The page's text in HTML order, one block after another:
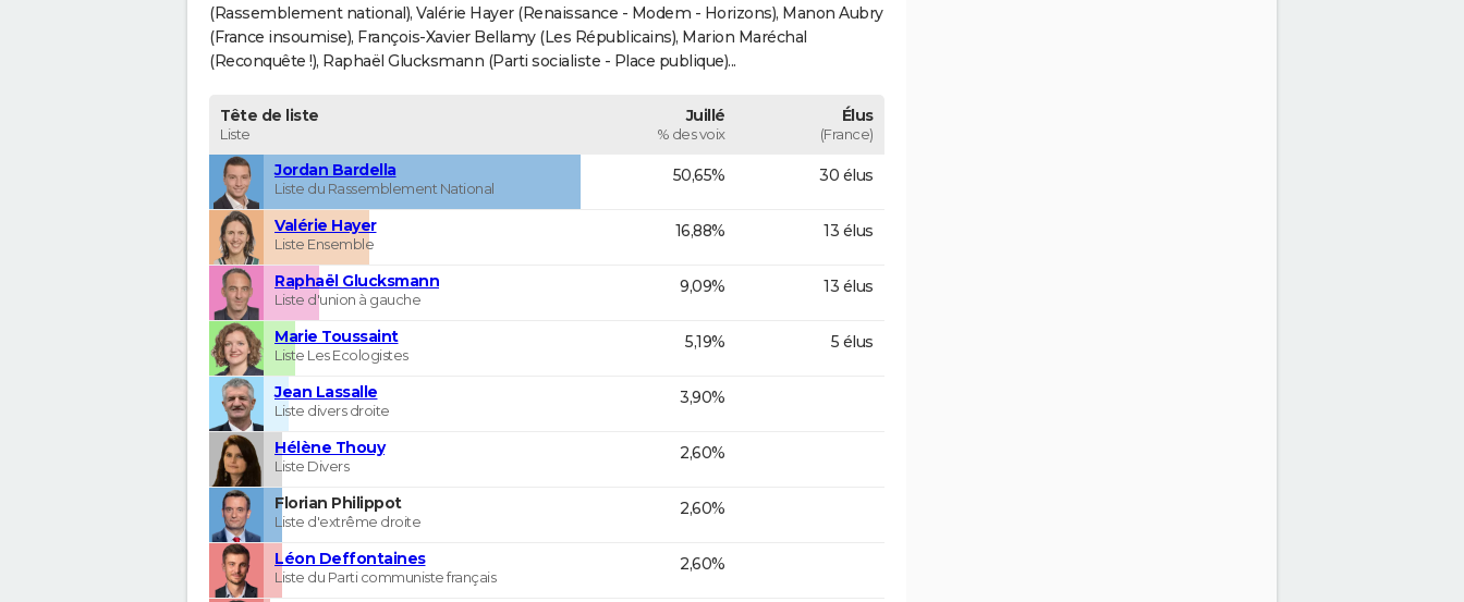
(Rassemblement national), Valérie Hayer (Renaissance - Modem - Horizons), Manon Aubry
(France insoumise), François-Xavier Bellamy (Les Républicains), Marion Maréchal
(Reconquête !), Raphaël Glucksmann (Parti socialiste - Place publique)...
Tête de liste
Liste
Juillé
% des voix
Élus
(France)
Jordan Bardella
Liste du Rassemblement National
50,65% 30 élus
Valérie Hayer
Liste Ensemble
16,88% 13 élus
Raphaël Glucksmann
Liste d'union à gauche
9,09% 13 élus
Marie Toussaint
Liste Les Ecologistes
5,19% 5 élus
Jean Lassalle
Liste divers droite
3,90%
Hélène Thouy
Liste Divers
2,60%
Florian Philippot
Liste d'extrême droite
2,60%
Léon Deffontaines
Liste du Parti communiste français
2,60%